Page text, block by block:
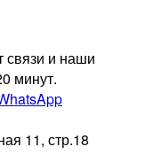
и наши
минут.
11, стр.18